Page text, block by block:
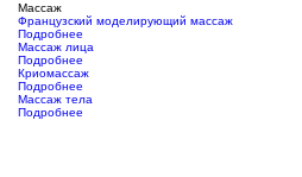
Массаж
Французский моделирующий массаж
Подробнее
Массаж лица
Подробнее
Криомассаж
Подробнее
Массаж тела
Подробнее